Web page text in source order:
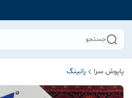
جستجو
پاپوش سرا رانینگ